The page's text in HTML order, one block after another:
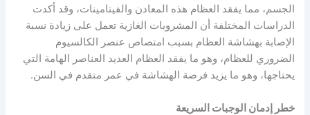
الجسم، مما يفقد العظام هذه المعادن والفيتامينات، وقد أكدت
الدراسات المختلفة أن المشروبات الغازية تعمل على زيادة نسبة
الإصابة بهشاشة العظام بسبب امتصاص عنصر الكالسيوم
الضروري للعظام، وهو ما يفقد العظام العديد العناصر الهامة التي
يحتاجها، وهو ما يزيد فرصة الهشاشة في عمر متقدم في السن.
خطر إدمان الوجبات السريعة